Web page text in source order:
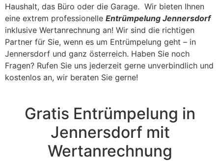
Haushalt, das Büro oder die Garage. Wir bieten Ihnen
eine extrem professionelle Entrümpelung Jennersdorf
inklusive Wertanrechnung an! Wir sind die richtigen
Partner für Sie, wenn es um Entrümpelung geht – in
Jennersdorf und ganz österreich. Haben Sie noch
Fragen? Rufen Sie uns jederzeit gerne unverbindlich und
kostenlos an, wir beraten Sie gerne!
Gratis Entrümpelung in
Jennersdorf mit
Wertanrechnung